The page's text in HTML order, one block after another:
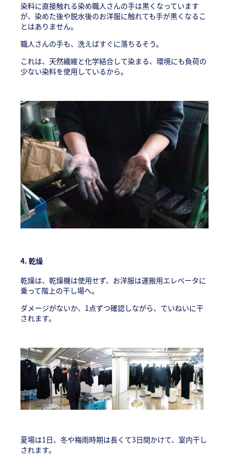
染料に直接触れる染め職人さんの手は黒くなっています
が、染めた後や脱水後のお洋服に触れても手が黒くなるこ
とはありません。
職人さんの手も、洗えばすぐに落ちるそう。
これは、天然繊維と化学結合して染まる、環境にも負荷の
少ない染料を使用しているから。
4. 乾燥
乾燥は、乾燥機は使用せず、お洋服は運搬用エレベータに
乗って階上の干し場へ。
ダメージがないか、1点ずつ確認しながら、ていねいに干
されます。
夏場は1日、冬や梅雨時期は長くて3日間かけて、室内干し
されます。